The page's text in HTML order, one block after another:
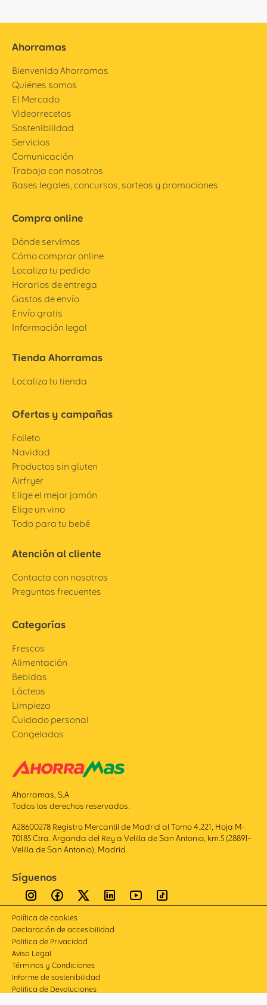
Ahorramas
Bienvenido Ahorramas
Quiénes somos
El Mercado
Videorrecetas
Sostenibilidad
Servicios
Comunicación
Trabaja con nosotros
Bases legales, concursos, sorteos y promociones
Compra online
Dónde servimos
Cómo comprar online
Localiza tu pedido
Horarios de entrega
Gastos de envío
Envío gratis
Información legal
Tienda Ahorramas
Localiza tu tienda
Ofertas y campañas
Folleto
Navidad
Productos sin gluten
Airfryer
Elige el mejor jamón
Elige un vino
Todo para tu bebé
Atención al cliente
Contacta con nosotros
Preguntas frecuentes
Categorías
Frescos
Alimentación
Bebidas
Lácteos
Limpieza
Cuidado personal
Congelados
Ahorramas, S.A
Todos los derechos reservados.
A28600278 Registro Mercantil de Madrid al Tomo 4.221, Hoja M-
70185 Ctra. Arganda del Rey a Velilla de San Antonio, km.5 (28891-
Velilla de San Antonio), Madrid.
Síguenos
Política de cookies
Declaración de accesibilidad
Politica de Privacidad
Aviso Legal
Términos y Condiciones
Informe de sostenibilidad
Politica de Devoluciones